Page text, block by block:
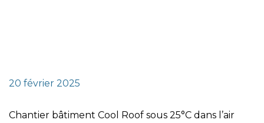
20 février 2025
Chantier bâtiment Cool Roof sous 25°C dans l’air